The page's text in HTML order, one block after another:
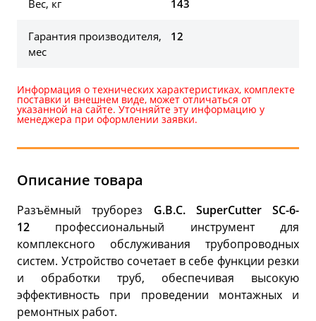
Вес, кг 143
Гарантия производителя,
мес
12
Информация о технических характеристиках, комплекте
поставки и внешнем виде, может отличаться от
указанной на сайте. Уточняйте эту информацию у
менеджера при оформлении заявки.
Описание товара
Разъёмный труборез G.B.C. SuperCutter SC-6-
12 профессиональный инструмент для
комплексного обслуживания трубопроводных
систем. Устройство сочетает в себе функции резки
и обработки труб, обеспечивая высокую
эффективность при проведении монтажных и
ремонтных работ.